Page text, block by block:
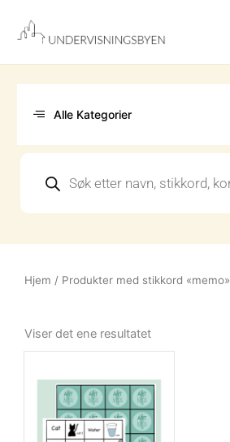
innholdet
Alle Kategorier
search
Hjem / Produkter med stikkord «memo»
Viser det ene resultatet